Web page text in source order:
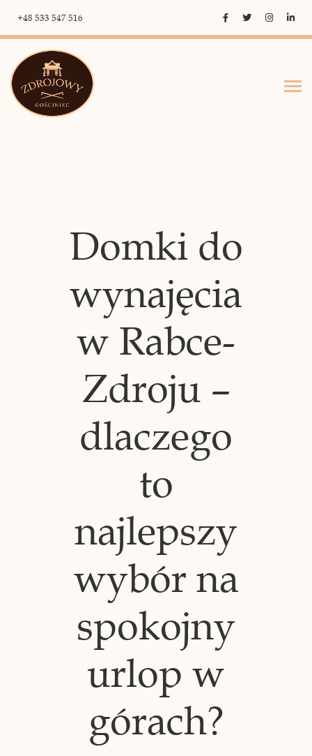
+48 533 547 516
Domki do
wynajęcia
w Rabce-
Zdroju –
dlaczego
to
najlepszy
wybór na
spokojny
urlop w
górach?